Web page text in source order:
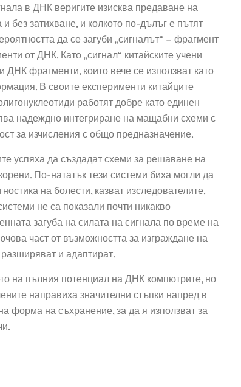
в ДНК веригите изисква предаване на
без затихване, и колкото по-дълъг е пътят
да се загуби „сигналът“ – фрагмент
от ДНК. Като „сигнал“ китайските учени
ДНК фрагменти, които вече се използват като
В своите експерименти китайците
работят добре като единен
надеждно интегриране на мащабни схеми с
за изчисления с общо предназначение.
успяха да създадат схеми за решаване на
По-нататък тези системи биха могли да
на болести, казват изследователите.
не са показали почти никакво
загуба на силата на сигнала по време на
част от възможността за изграждане на
и адаптират.
на пълния потенциал на ДНК компютрите, но
направиха значителни стъпки напред в
форма на съхранение, за да я използват за